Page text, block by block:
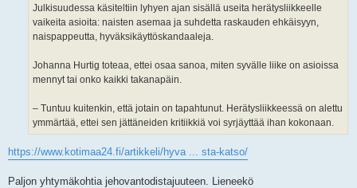
Julkisuudessa käsiteltiin lyhyen ajan sisällä useita herätysliikkeelle
vaikeita asioita: naisten asemaa ja suhdetta raskauden ehkäisyyn,
naispappeutta, hyväksikäyttöskandaaleja.
Johanna Hurtig toteaa, ettei osaa sanoa, miten syvälle liike on asioissa
mennyt tai onko kaikki takanapäin.
– Tuntuu kuitenkin, että jotain on tapahtunut. Herätysliikkeessä on alettu
ymmärtää, ettei sen jättäneiden kritiikkiä voi syrjäyttää ihan kokonaan.
https://www.kotimaa24.fi/artikkeli/hyva ... sta-katso/
Paljon yhtymäkohtia jehovantodistajuuteen. Lieneekö